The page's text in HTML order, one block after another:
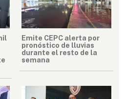
Emite CEPC alerta por
pronóstico de lluvias
durante el resto de la
semana